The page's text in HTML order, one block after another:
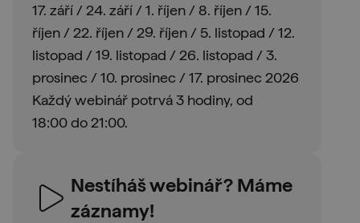
17. září / 24. září / 1. říjen / 8. říjen / 15.
říjen / 22. říjen / 29. říjen / 5. listopad / 12.
listopad / 19. listopad / 26. listopad / 3.
prosinec / 10. prosinec / 17. prosinec 2026
Každý webinář potrvá 3 hodiny, od
18:00 do 21:00.
Nestíháš webinář? Máme
záznamy!